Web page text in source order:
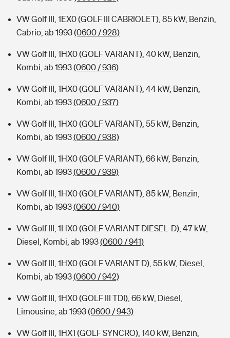
VW Golf III, 1EX0 (GOLF III CABRIOLET), 85 kW, Benzin,
Cabrio, ab 1993(0600 / 928)
VW Golf III, 1HX0 (GOLF VARIANT), 40 kW, Benzin,
Kombi, ab 1993(0600 / 936)
VW Golf III, 1HX0 (GOLF VARIANT), 44 kW, Benzin,
Kombi, ab 1993(0600 / 937)
VW Golf III, 1HX0 (GOLF VARIANT), 55 kW, Benzin,
Kombi, ab 1993(0600 / 938)
VW Golf III, 1HX0 (GOLF VARIANT), 66 kW, Benzin,
Kombi, ab 1993(0600 / 939)
VW Golf III, 1HX0 (GOLF VARIANT), 85 kW, Benzin,
Kombi, ab 1993(0600 / 940)
VW Golf III, 1HX0 (GOLF VARIANT DIESEL-D), 47 kW,
Diesel, Kombi, ab 1993(0600 / 941)
VW Golf III, 1HX0 (GOLF VARIANT D), 55 kW, Diesel,
Kombi, ab 1993(0600 / 942)
VW Golf III, 1HX0 (GOLF III TDI), 66 kW, Diesel,
Limousine, ab 1993(0600 / 943)
VW Golf III, 1HX1 (GOLF SYNCRO), 140 kW, Benzin,